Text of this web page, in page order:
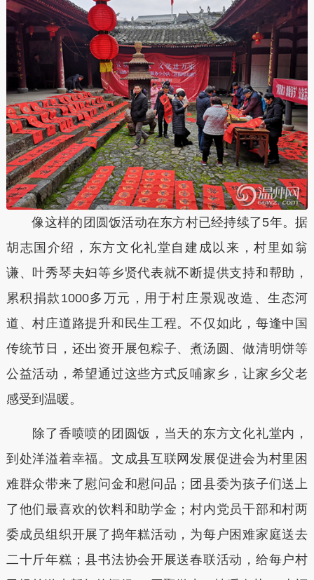
像这样的团圆饭活动在东方村已经持续了5年。据
胡志国介绍，东方文化礼堂自建成以来，村里如翁
谦、叶秀琴夫妇等乡贤代表就不断提供支持和帮助，
累积捐款1000多万元，用于村庄景观改造、生态河
道、村庄道路提升和民生工程。不仅如此，每逢中国
传统节日，还出资开展包粽子、煮汤圆、做清明饼等
公益活动，希望通过这些方式反哺家乡，让家乡父老
感受到温暖。
除了香喷喷的团圆饭，当天的东方文化礼堂内，
到处洋溢着幸福。文成县互联网发展促进会为村里困
难群众带来了慰问金和慰问品；团县委为孩子们送上
了他们最喜欢的饮料和助学金；村内党员干部和村两
委成员组织开展了捣年糕活动，为每户困难家庭送去
二十斤年糕；县书法协会开展送春联活动，给每户村